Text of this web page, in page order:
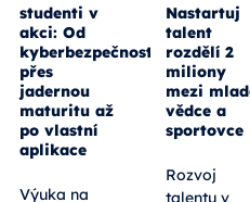
Jihočeští
studenti v
akci: Od
kyberbezpečnosti
přes
jadernou
maturitu až
aplikace
Grant
Nastartuj
talent
rozdělí 2
miliony
mezi mladé
sportovce